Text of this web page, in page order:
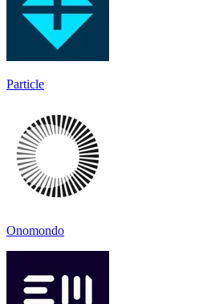
Particle
Onomondo